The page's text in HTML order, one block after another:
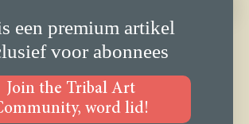
een premium artikel
voor abonnees
Join the Tribal Art
word lid!